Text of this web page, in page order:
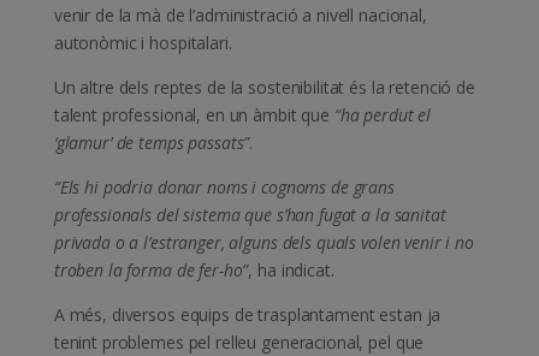
venir de la mà de l’administració a nivell nacional,
autonòmic i hospitalari.
Un altre dels reptes de la sostenibilitat és la retenció de
talent professional, en un àmbit que “ha perdut el
‘glamur’ de temps passats”.
“Els hi podria donar noms i cognoms de grans
professionals del sistema que s’han fugat a la sanitat
privada o a l’estranger, alguns dels quals volen venir i no
troben la forma de fer-ho”, ha indicat.
A més, diversos equips de trasplantament estan ja
tenint problemes pel relleu generacional, pel que